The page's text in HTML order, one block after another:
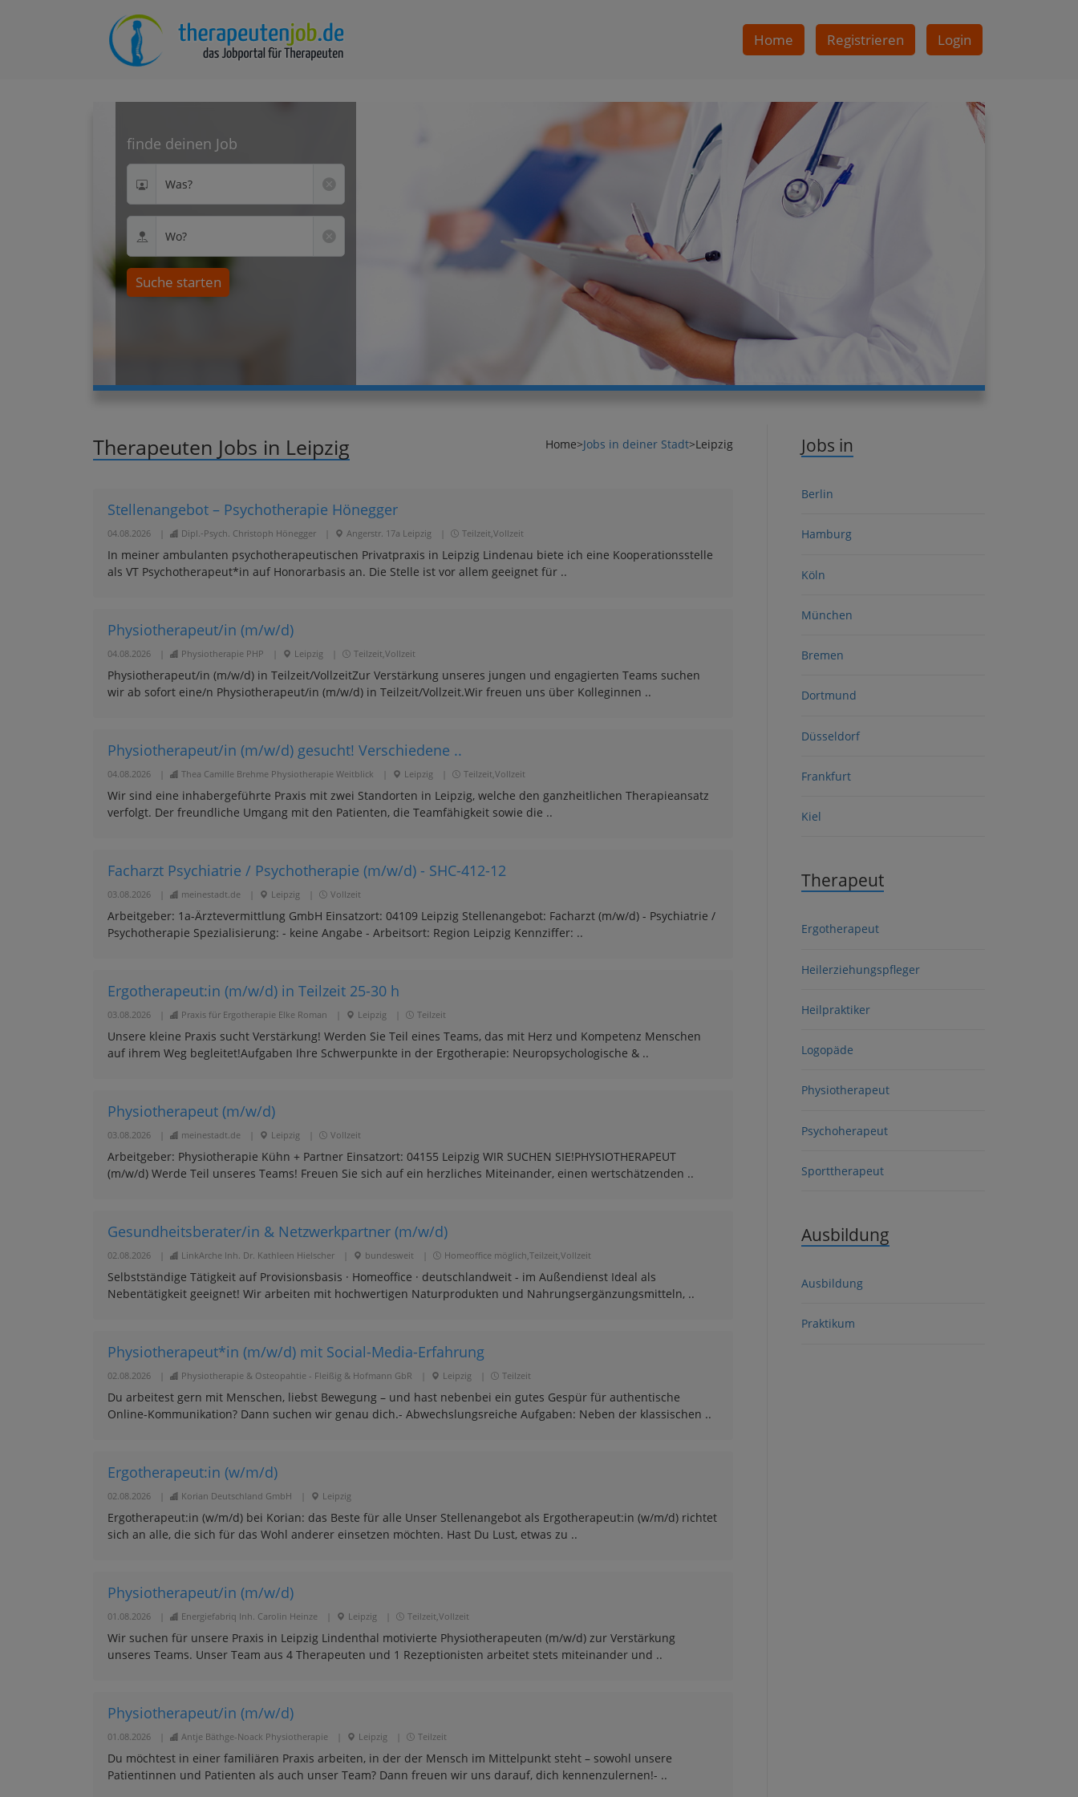
Home Registrieren Login
finde deinen Job
Was?
Wo?
Suche starten
Therapeuten Jobs in Leipzig Home>Jobs in deiner Stadt>Leipzig
Stellenangebot – Psychotherapie Hönegger
04.08.2026 Dipl.‐Psych. Christoph Hönegger Angerstr. 17a Leipzig Teilzeit,Vollzeit
In meiner ambulanten psychotherapeutischen Privatpraxis in Leipzig Lindenau biete ich eine Kooperationsstelle
als VT Psychotherapeut*in auf Honorarbasis an. Die Stelle ist vor allem geeignet für ..
Physiotherapeut/in (m/w/d)
04.08.2026 Physiotherapie PHP Leipzig Teilzeit,Vollzeit
Physiotherapeut/in (m/w/d) in Teilzeit/VollzeitZur Verstärkung unseres jungen und engagierten Teams suchen
wir ab sofort eine/n Physiotherapeut/in (m/w/d) in Teilzeit/Vollzeit.Wir freuen uns über Kolleginnen ..
Physiotherapeut/in (m/w/d) gesucht! Verschiedene ..
04.08.2026 Thea Camille Brehme Physiotherapie Weitblick Leipzig Teilzeit,Vollzeit
Wir sind eine inhabergeführte Praxis mit zwei Standorten in Leipzig, welche den ganzheitlichen Therapieansatz
verfolgt. Der freundliche Umgang mit den Patienten, die Teamfähigkeit sowie die ..
Facharzt Psychiatrie / Psychotherapie (m/w/d) - SHC-412-12
03.08.2026 meinestadt.de Leipzig Vollzeit
Arbeitgeber: 1a-Ärztevermittlung GmbH Einsatzort: 04109 Leipzig Stellenangebot: Facharzt (m/w/d) - Psychiatrie /
Psychotherapie Spezialisierung: - keine Angabe - Arbeitsort: Region Leipzig Kennziffer: ..
Ergotherapeut:in (m/w/d) in Teilzeit 25-30 h
03.08.2026 Praxis für Ergotherapie Elke Roman Leipzig Teilzeit
Unsere kleine Praxis sucht Verstärkung! Werden Sie Teil eines Teams, das mit Herz und Kompetenz Menschen
auf ihrem Weg begleitet!Aufgaben Ihre Schwerpunkte in der Ergotherapie: Neuropsychologische & ..
Physiotherapeut (m/w/d)
03.08.2026 meinestadt.de Leipzig Vollzeit
Arbeitgeber: Physiotherapie Kühn + Partner Einsatzort: 04155 Leipzig WIR SUCHEN SIE!PHYSIOTHERAPEUT
(m/w/d) Werde Teil unseres Teams! Freuen Sie sich auf ein herzliches Miteinander, einen wertschätzenden ..
Gesundheitsberater/in & Netzwerkpartner (m/w/d)
02.08.2026 LinkArche Inh. Dr. Kathleen Hielscher bundesweit Homeoffice möglich,Teilzeit,Vollzeit
Selbstständige Tätigkeit auf Provisionsbasis · Homeoffice · deutschlandweit - im Außendienst Ideal als
Nebentätigkeit geeignet! Wir arbeiten mit hochwertigen Naturprodukten und Nahrungsergänzungsmitteln, ..
Physiotherapeut*in (m/w/d) mit Social-Media-Erfahrung
02.08.2026 Physiotherapie & Osteopahtie - Fleißig & Hofmann GbR Leipzig Teilzeit
Du arbeitest gern mit Menschen, liebst Bewegung – und hast nebenbei ein gutes Gespür für authentische
Online-Kommunikation? Dann suchen wir genau dich.- Abwechslungsreiche Aufgaben: Neben der klassischen ..
Ergotherapeut:in (w/m/d)
02.08.2026 Korian Deutschland GmbH Leipzig
Ergotherapeut:in (w/m/d) bei Korian: das Beste für alle Unser Stellenangebot als Ergotherapeut:in (w/m/d) richtet
sich an alle, die sich für das Wohl anderer einsetzen möchten. Hast Du Lust, etwas zu ..
Physiotherapeut/in (m/w/d)
01.08.2026 Energiefabriq Inh. Carolin Heinze Leipzig Teilzeit,Vollzeit
Wir suchen für unsere Praxis in Leipzig Lindenthal motivierte Physiotherapeuten (m/w/d) zur Verstärkung
unseres Teams. Unser Team aus 4 Therapeuten und 1 Rezeptionisten arbeitet stets miteinander und ..
Physiotherapeut/in (m/w/d)
01.08.2026 Antje Bäthge-Noack Physiotherapie Leipzig Teilzeit
Du möchtest in einer familiären Praxis arbeiten, in der der Mensch im Mittelpunkt steht – sowohl unsere
Patientinnen und Patienten als auch unser Team? Dann freuen wir uns darauf, dich kennenzulernen!- ..
Jobs in
Berlin
Hamburg
Köln
München
Bremen
Dortmund
Düsseldorf
Frankfurt
Kiel
Therapeut
Ergotherapeut
Heilerziehungspfleger
Heilpraktiker
Logopäde
Physiotherapeut
Psychoherapeut
Sporttherapeut
Ausbildung
Ausbildung
Praktikum